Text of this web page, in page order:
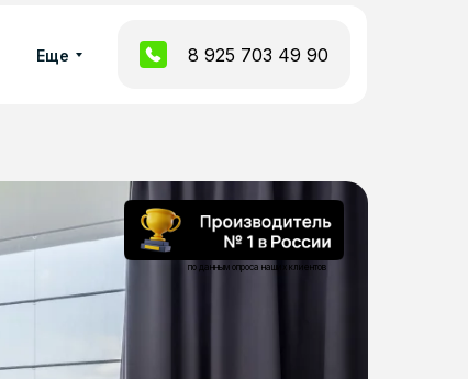
Еще 8 925 703 49 90
по данным опроса наших клиентов